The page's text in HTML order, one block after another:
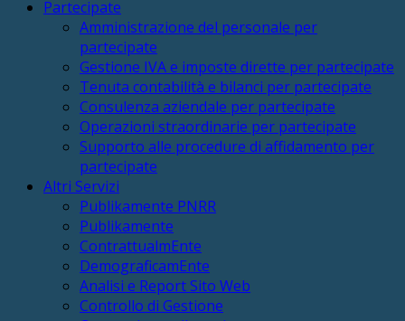
Partecipate
Amministrazione del personale per
partecipate
Gestione IVA e imposte dirette per partecipate
Tenuta contabilità e bilanci per partecipate
Consulenza aziendale per partecipate
Operazioni straordinarie per partecipate
Supporto alle procedure di affidamento per
partecipate
Altri Servizi
Publikamente PNRR
Publikamente
ContrattualmEnte
DemograficamEnte
Analisi e Report Sito Web
Controllo di Gestione